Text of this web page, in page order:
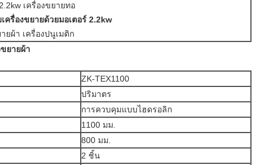
เครื่องขยายทอ
เครื่องขยายด้วยมอเตอร์ 2.2kw
ยผ้า เครื่องปนูเมติก
ยายผ้า
ZK-TEX1100
ปริมาตร
การควบคุมแบบไฮดรอลิก
1100 มม.
800 มม.
2 ชิ้น